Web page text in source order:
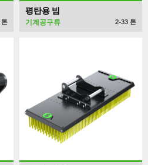
톤
평탄용 빔
기계공구류 2-33 톤